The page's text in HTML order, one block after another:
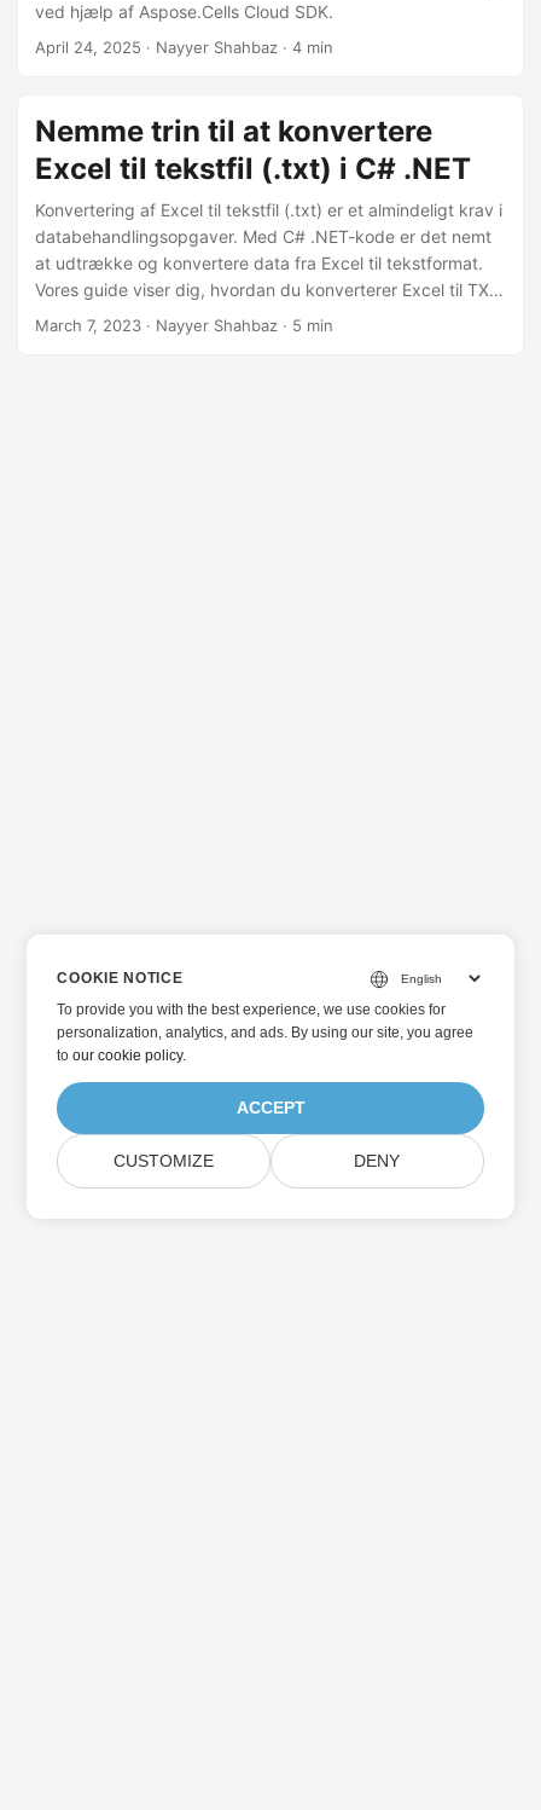
ved hjælp af Aspose.Cells Cloud SDK.
April 24, 2025 · Nayyer Shahbaz · 4 min
Nemme trin til at konvertere
Excel til tekstfil (.txt) i C# .NET
Konvertering af Excel til tekstfil (.txt) er et almindeligt krav i
databehandlingsopgaver. Med C# .NET-kode er det nemt
at udtrække og konvertere data fra Excel til tekstformat.
Vores guide viser dig, hvordan du konverterer Excel til TXT
eller Notesblok, trin-for-trin. Ved at følge vores instruktioner
March 7, 2023 · Nayyer Shahbaz · 5 min
COOKIE NOTICE
To provide you with the best experience, we use cookies for
personalization, analytics, and ads. By using our site, you agree
toour cookie policy.
ACCEPT
CUSTOMIZE DENY